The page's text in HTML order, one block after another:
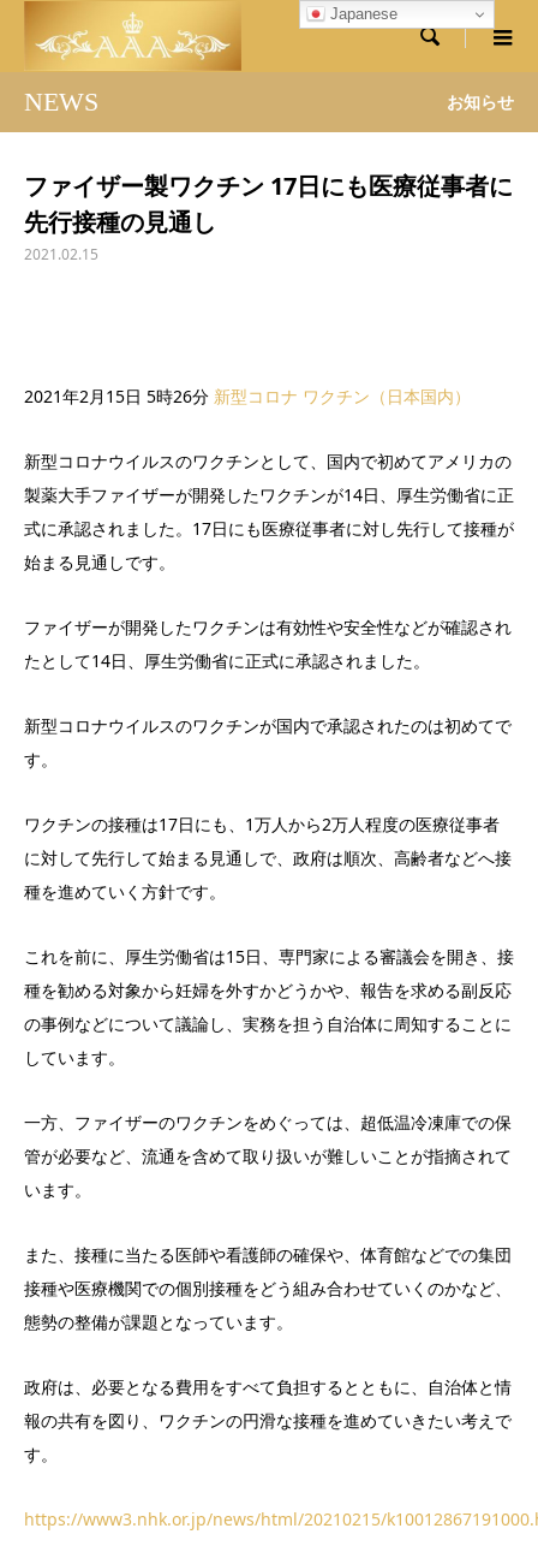

NEWS お知らせ
ファイザー製ワクチン 17日にも医療従事者に
先行接種の見通し
2021.02.15
2021年2月15日 5時26分 新型コロナ ワクチン（日本国内）
新型コロナウイルスのワクチンとして、国内で初めてアメリカの
製薬大手ファイザーが開発したワクチンが14日、厚生労働省に正
式に承認されました。17日にも医療従事者に対し先行して接種が
始まる見通しです。
ファイザーが開発したワクチンは有効性や安全性などが確認され
たとして14日、厚生労働省に正式に承認されました。
新型コロナウイルスのワクチンが国内で承認されたのは初めてで
す。
ワクチンの接種は17日にも、1万人から2万人程度の医療従事者
に対して先行して始まる見通しで、政府は順次、高齢者などへ接
種を進めていく方針です。
これを前に、厚生労働省は15日、専門家による審議会を開き、接
種を勧める対象から妊婦を外すかどうかや、報告を求める副反応
の事例などについて議論し、実務を担う自治体に周知することに
しています。
一方、ファイザーのワクチンをめぐっては、超低温冷凍庫での保
管が必要など、流通を含めて取り扱いが難しいことが指摘されて
います。
また、接種に当たる医師や看護師の確保や、体育館などでの集団
接種や医療機関での個別接種をどう組み合わせていくのかなど、
態勢の整備が課題となっています。
政府は、必要となる費用をすべて負担するとともに、自治体と情
報の共有を図り、ワクチンの円滑な接種を進めていきたい考えで
す。
https://www3.nhk.or.jp/news/html/20210215/
Japanese